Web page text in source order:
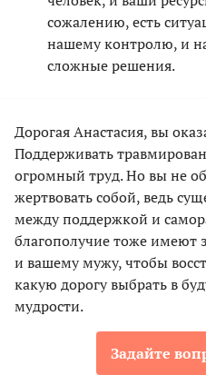
сожалению, есть
нашему контролю, и
сложные решения.
Дорогая Анастасия, вы
Поддерживать
огромный труд. Но вы не
жертвовать собой, ведь
между поддержкой и
благополучие тоже имеют
и вашему мужу, чтобы
какую дорогу выбрать в
мудрости.
Задайте